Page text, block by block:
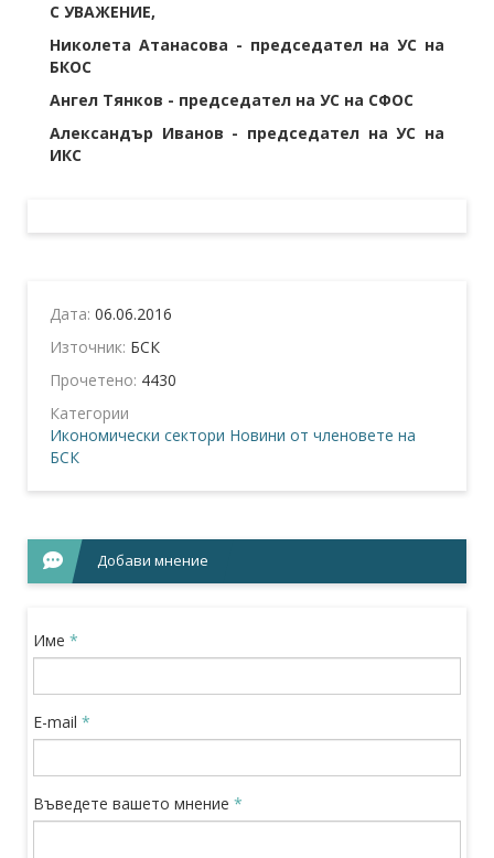
С УВАЖЕНИЕ,
Николета Атанасова - председател на УС на
БКОС
Ангел Тянков - председател на УС на СФОС
Александър Иванов - председател на УС на
ИКС
Дата: 06.06.2016
Източник: БСК
Прочетено: 4430
Категории
Икономически сектори Новини от членовете на
БСК
Добави мнение
Име *
E-mail *
Въведете вашето мнение *